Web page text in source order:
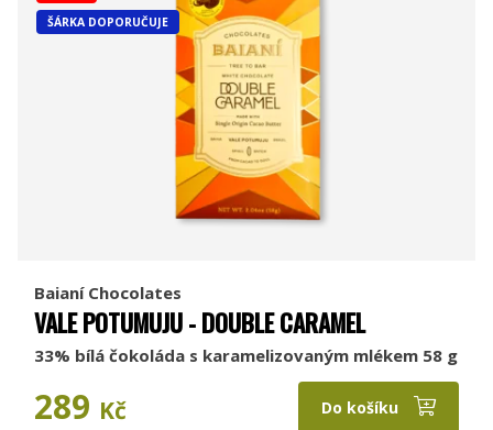
ŠÁRKA DOPORUČUJE
Baianí Chocolates
VALE POTUMUJU - DOUBLE CARAMEL
33% bílá čokoláda s karamelizovaným mlékem 58 g
289 Kč Do košíku